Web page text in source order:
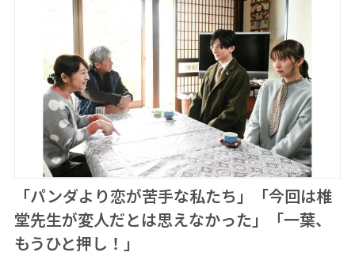
「パンダより恋が苦手な私たち」「今回は椎
堂先生が変人だとは思えなかった」「一葉、
もうひと押し！」